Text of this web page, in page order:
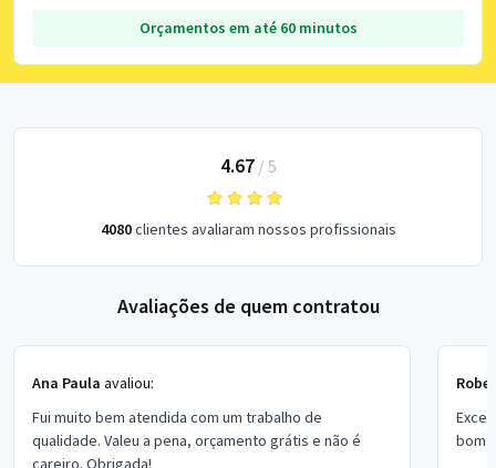
Orçamentos em até 60 minutos
4.67/ 5
4080clientes avaliaram nossos profissionais
Avaliações de quem contratou
Ana Paula avaliou:
Fui muito bem atendida com um trabalho de
qualidade. Valeu a pena, orçamento grátis e não é
careiro. Obrigada!
bom